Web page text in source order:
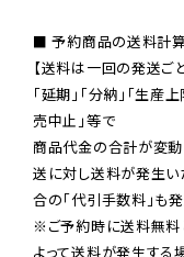
■ 予約商品の送料計
【送料は一回の発送ご
「延期」「分納」「生産
売中止」等で
商品代金の合計が変動
送に対し送料が発生い
※ご予約時に送料無料
よって送料が発生する